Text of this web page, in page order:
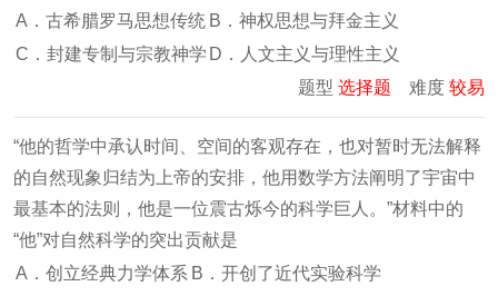
A．古希腊罗马思想传统 B．神权思想与拜金主义
C．封建专制与宗教神学 D．人文主义与理性主义
题型 选择题 难度 较易
“他的哲学中承认时间、空间的客观存在，也对暂时无法解释
的自然现象归结为上帝的安排，他用数学方法阐明了宇宙中
最基本的法则，他是一位震古烁今的科学巨人。”材料中的
“他”对自然科学的突出贡献是
A．创立经典力学体系 B．开创了近代实验科学